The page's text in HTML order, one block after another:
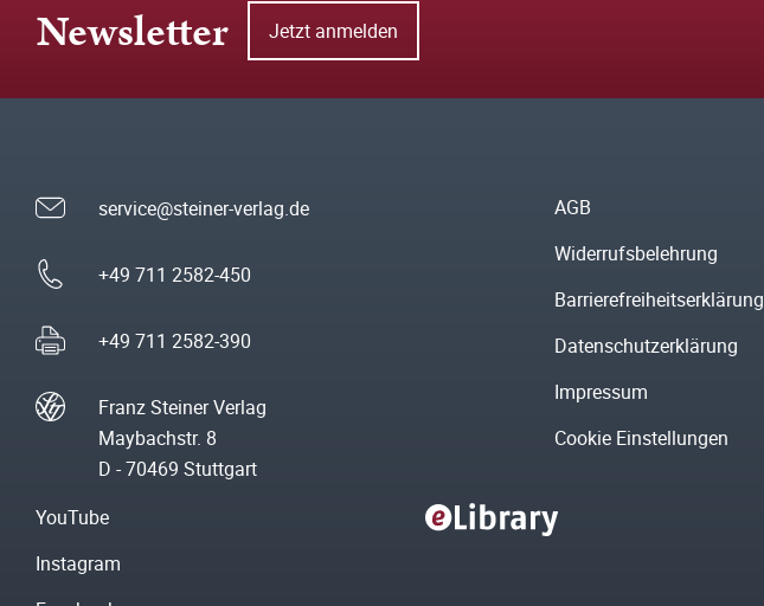
Newsletter Jetzt anmelden
service@steiner-verlag.de
+49 711 2582-450
+49 711 2582-390
Franz Steiner Verlag
Maybachstr. 8
D - 70469 Stuttgart
AGB
Widerrufsbelehrung
Barrierefreiheitserklärung
Datenschutzerklärung
Impressum
Cookie Einstellungen
YouTube
Instagram